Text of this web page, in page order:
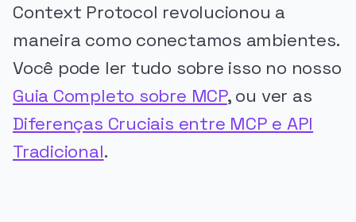
Context Protocol revolucionou a
maneira como conectamos ambientes.
Você pode ler tudo sobre isso no nosso
Guia Completo sobre MCP, ou ver as
Diferenças Cruciais entre MCP e API
Tradicional.